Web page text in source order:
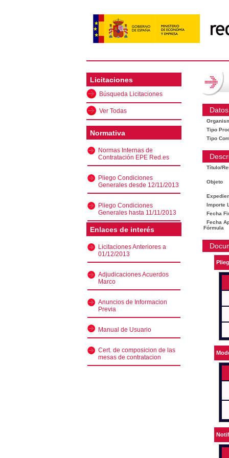
Licitaciones
Búsqueda Licitaciones
Ver Todas
Normativa
Normas Internas de
Contratación EPE Red.es
Pliego Condiciones
Generales desde 12/11/2013
Pliego Condiciones
Generales hasta 11/11/2013
Enlaces de interés
Licitaciones Anteriores a
01/12/2013
Adjudicaciones Acuerdos
Marco
Anuncios de Informacion
Previa
Manual de Usuario
Cert. de composicion de las
mesas de contratacion
Tipo
Tipo
Título/
Objeto
Importe
Fecha
Fecha
Fórmula